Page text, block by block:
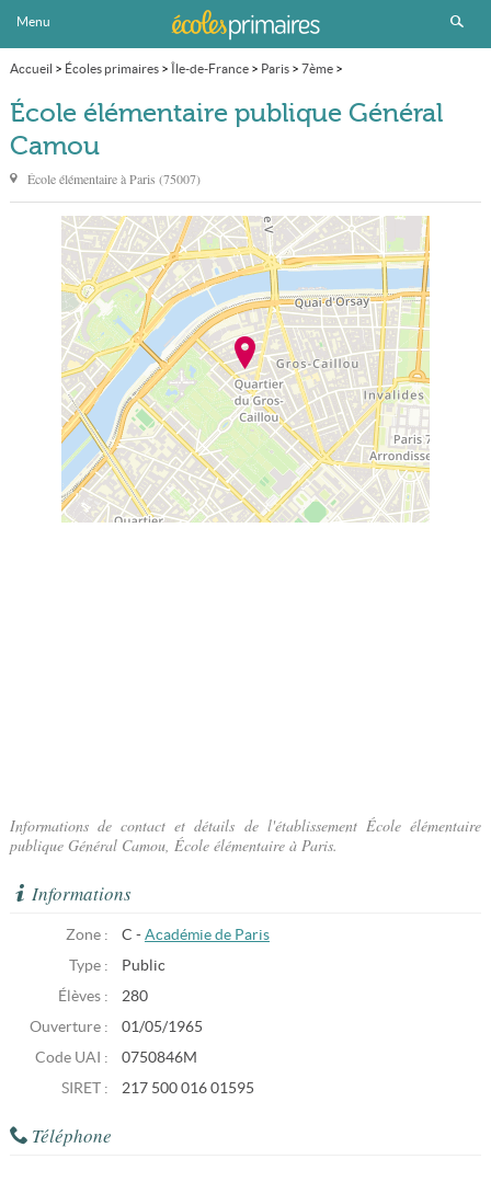
Menu
Accueil > Écoles primaires> Île-de-France> Paris> 7ème>
École élémentaire publique Général Camou
École élémentaire publique Général
Camou
École élémentaire àParis (75007)
Informations de contact et détails de l'établissement École élémentaire
publique Général Camou, École élémentaire à Paris.
Informations
Zone : C - Académie de Paris
Type :
Public
Élèves :
280
Ouverture :
01/05/1965
Code UAI :
0750846M
SIRET :
217 500 016 01595
Téléphone